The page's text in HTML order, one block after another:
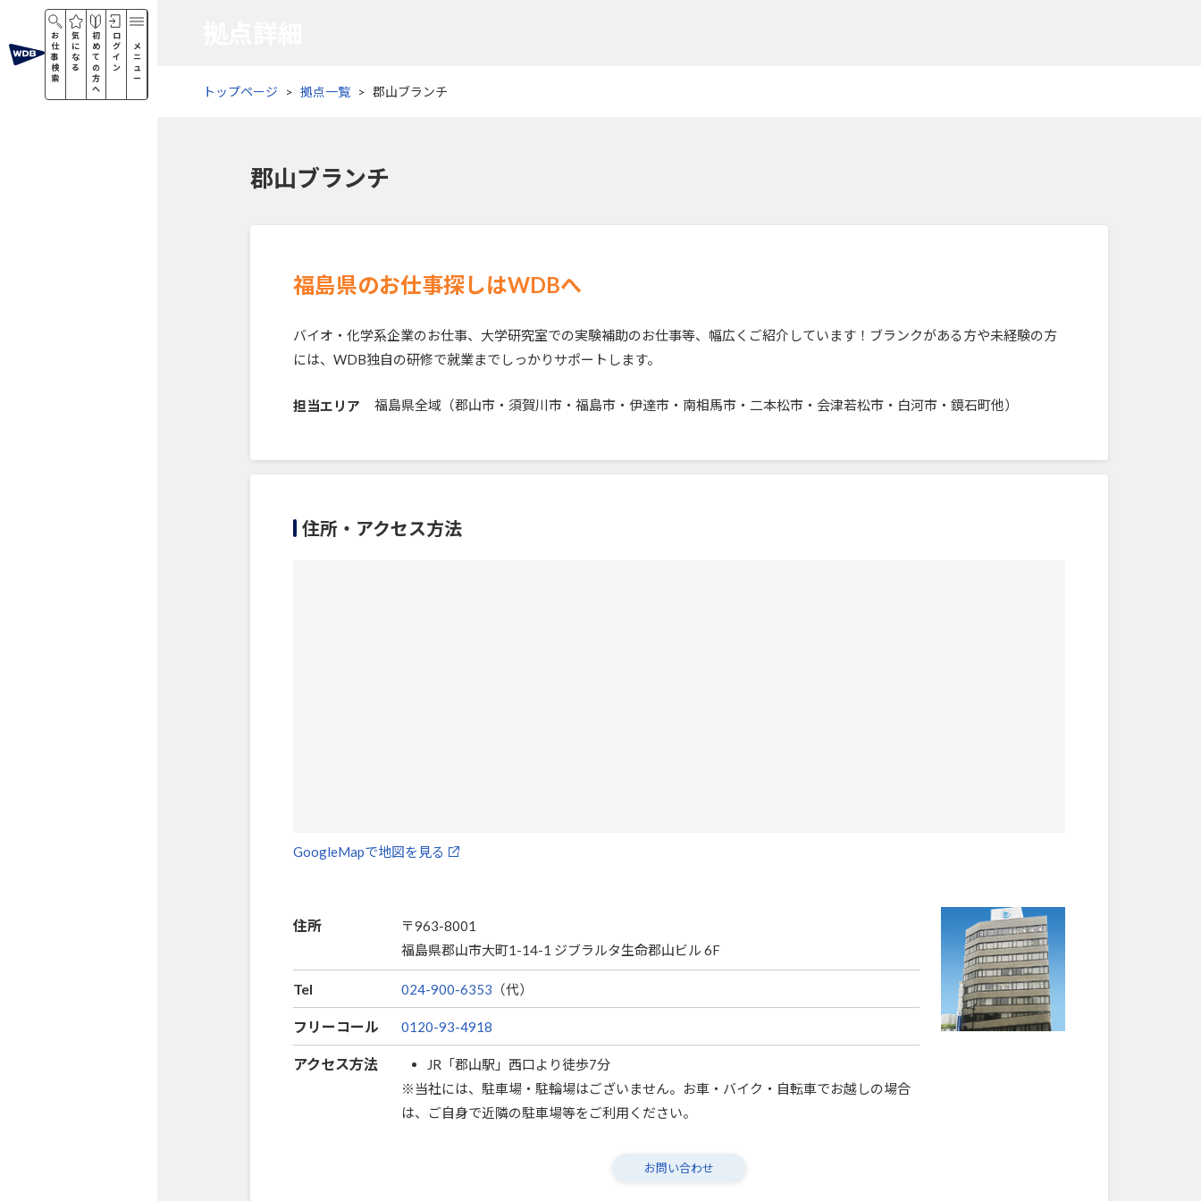
お
仕
事
検
索
気
に
な
る
初
め
て
の
方
へ
ロ
グ
イ
ン
メ
ニ
ュ
ー
トップページ 拠点一覧 郡山ブランチ
郡山ブランチ
福島県のお仕事探しはWDBへ
バイオ・化学系企業のお仕事、大学研究室での実験補助のお仕事等、幅広くご紹介しています！ブランクがある方や未経験の方
には、WDB独自の研修で就業までしっかりサポートします。
担当エリア 福島県全域（郡山市・須賀川市・福島市・伊達市・南相馬市・二本松市・会津若松市・白河市・鏡石町他）
住所・アクセス方法
GoogleMapで地図を見る
住所
〒963-8001
福島県郡山市大町1-14-1 ジブラルタ生命郡山ビル 6F
Tel 024-900-6353 （代）
フリーコール 0120-93-4918
アクセス方法
JR「郡山駅」西口より徒歩7分
※当社には、駐車場・駐輪場はございません。お車・バイク・自転車でお越しの場合
は、ご自身で近隣の駐車場等をご利用ください。
お問い合わせ